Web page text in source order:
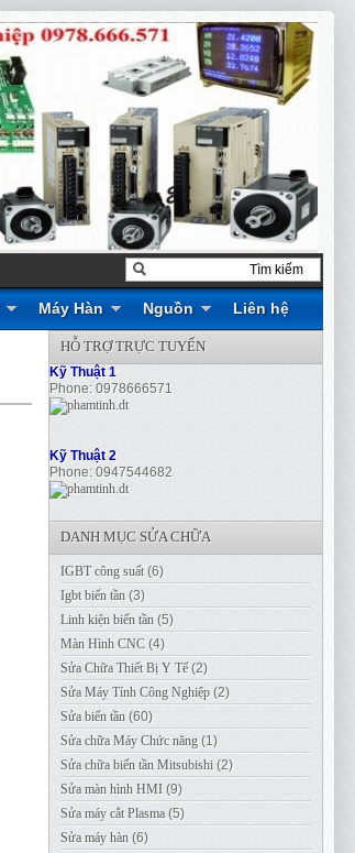
Máy Hàn Nguồn Liên hệ
HỖ TRỢ TRỰC TUYẾN
Kỹ Thuật 1
Phone: 0978666571
Kỹ Thuật 2
Phone: 0947544682
DANH MỤC SỬA CHỮA
IGBT công suất (6)
Igbt biến tần (3)
Linh kiện biến tần (5)
Màn Hình CNC (4)
Sửa Chữa Thiết Bị Y Tế (2)
Sửa Máy Tính Công Nghiệp (2)
Sửa biến tần (60)
Sửa chữa Máy Chức năng (1)
Sửa chữa biến tần Mitsubishi (2)
Sửa màn hình HMI (9)
Sửa máy cắt Plasma (5)
Sửa máy hàn (6)